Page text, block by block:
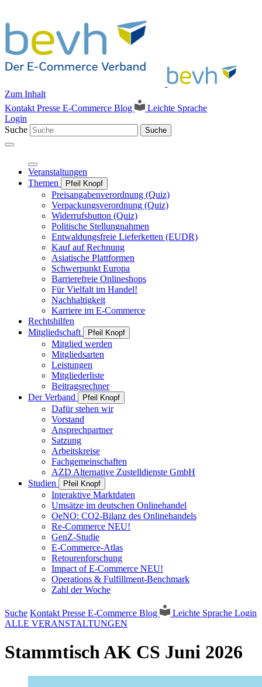
Zum Inhalt
Kontakt Presse E-Commerce Blog
Leichte Sprache
Login
Suche
Suche
Veranstaltungen
Themen
Pfeil Knopf
Preisangabenverordnung (Quiz)
Verpackungsverordnung (Quiz)
Widerrufsbutton (Quiz)
Politische Stellungnahmen
Entwaldungsfreie Lieferketten (EUDR)
Kauf auf Rechnung
Asiatische Plattformen
Schwerpunkt Europa
Barrierefreie Onlineshops
Für Vielfalt im Handel!
Nachhaltigkeit
Karriere im E-Commerce
Rechtshilfen
Mitgliedschaft
Pfeil Knopf
Mitglied werden
Mitgliedsarten
Leistungen
Mitgliederliste
Beitragsrechner
Der Verband
Pfeil Knopf
Dafür stehen wir
Vorstand
Ansprechpartner
Satzung
Arbeitskreise
Fachgemeinschaften
AZD Alternative Zustelldienste GmbH
Studien
Pfeil Knopf
Interaktive Marktdaten
Umsätze im deutschen Onlinehandel
OeNO: CO2-Bilanz des Onlinehandels
Re-Commerce NEU!
GenZ-Studie
E-Commerce-Atlas
Retourenforschung
Impact of E-Commerce NEU!
Operations & Fulfillment-Benchmark
Zahl der Woche
Suche Kontakt Presse E-Commerce Blog Leichte Sprache Login
ALLE VERANSTALTUNGEN
Stammtisch AK CS Juni 2026